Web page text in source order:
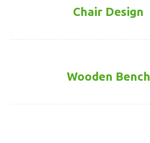
Chair Design
Wooden Bench